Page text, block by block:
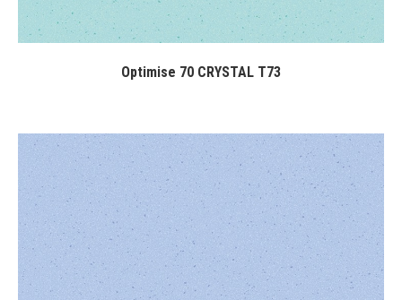
Optimise 70 CRYSTAL T73